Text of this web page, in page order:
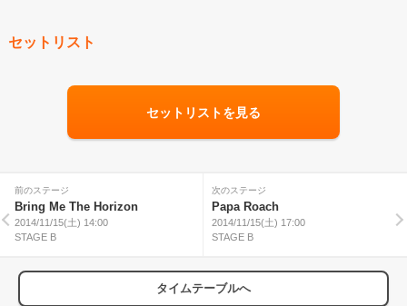
セットリスト
セットリストを見る
前のステージ
Bring Me The Horizon
2014/11/15(土) 14:00
STAGE B
次のステージ
Papa Roach
2014/11/15(土) 17:00
STAGE B
タイムテーブルへ